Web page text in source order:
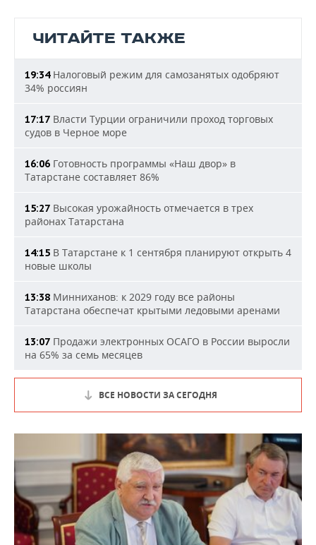
ЧИТАЙТЕ ТАКЖЕ
19:34Налоговый режим для самозанятых одобряют
34% россиян
17:17 Власти Турции ограничили проход торговых
судов в Черное море
16:06 Готовность программы «Наш двор» в
Татарстане составляет 86%
15:27 Высокая урожайность отмечается в трех
районах Татарстана
14:15 В Татарстане к 1 сентября планируют открыть 4
новые школы
13:38 Минниханов: к 2029 году все районы
Татарстана обеспечат крытыми ледовыми аренами
13:07 Продажи электронных ОСАГО в России выросли
на 65% за семь месяцев
ВСЕ НОВОСТИ ЗА СЕГОДНЯ